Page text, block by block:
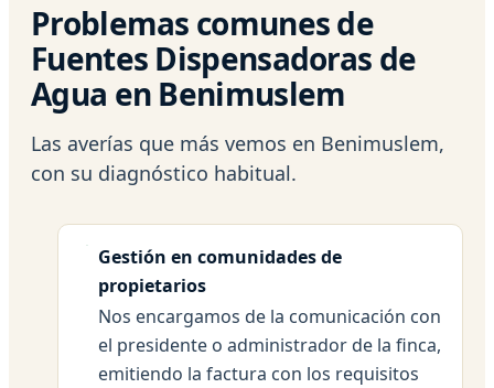
Problemas comunes de
Fuentes Dispensadoras de
Agua en Benimuslem
Las averías que más vemos en Benimuslem,
con su diagnóstico habitual.
Gestión en comunidades de
propietarios
Nos encargamos de la comunicación con
el presidente o administrador de la finca,
emitiendo la factura con los requisitos